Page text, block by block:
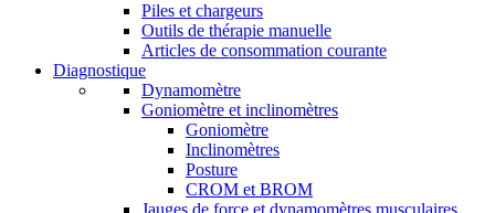
Piles et chargeurs
Outils de thérapie manuelle
Articles de consommation courante
Diagnostique
Dynamomètre
Goniomètre et inclinomètres
Goniomètre
Inclinomètres
Posture
CROM et BROM